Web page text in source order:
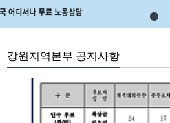
강원지역본부 공지사항